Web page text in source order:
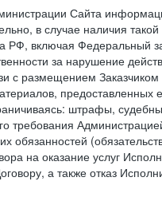
Сайта
в случае наличия
РФ, включая
за нарушение
с размещением
предоставленных
штрафы,
требования
обязанностей
на оказание услуг
а также отказ